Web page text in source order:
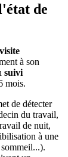
de
visite
à son
suivi
mois.
de détecter
du travail,
de nuit,
à une